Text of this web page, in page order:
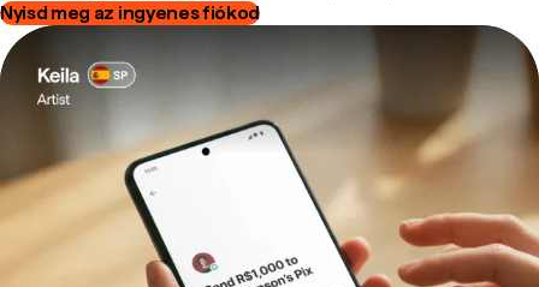
Nyisd meg az ingyenes fiókod